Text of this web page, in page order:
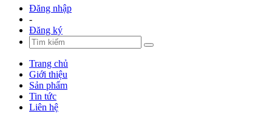
Đăng nhập
-
Đăng ký
Trang chủ
Giới thiệu
Sản phẩm
Tin tức
Liên hệ